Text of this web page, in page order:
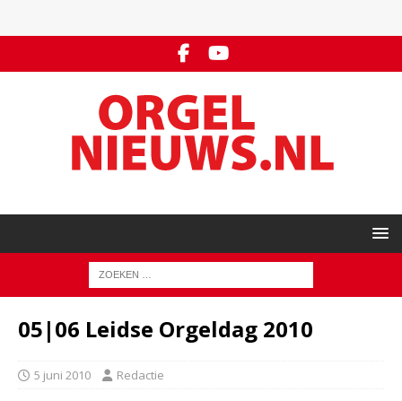
05|06 Leidse Orgeldag 2010
5 juni 2010 Redactie